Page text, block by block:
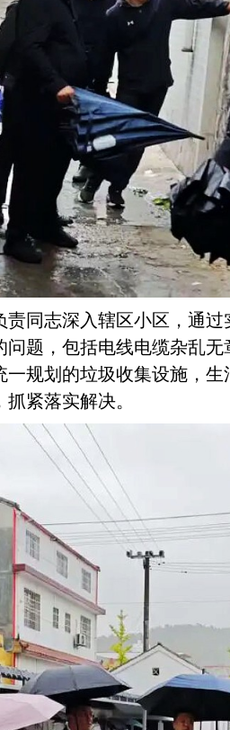
同志深入辖区小区，通
题，包括电线电缆杂乱无
规划的垃圾收集设施，
紧落实解决。